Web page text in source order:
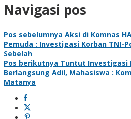
Navigasi pos
Pos sebelumnya Aksi di Komnas
Pemuda : Investigasi Korban TNI-
Sebelah
Pos berikutnya Tuntut Investigasi
Berlangsung Adil, Mahasiswa :
Matanya